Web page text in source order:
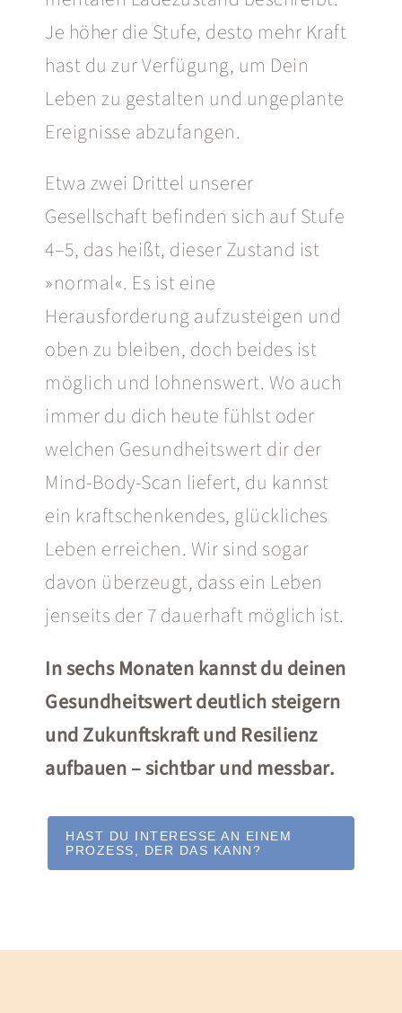
Je höher die Stufe, desto mehr Kraft
hast du zur Verfügung, um Dein
Leben zu gestalten und ungeplante
Ereignisse abzufangen.
Etwa zwei Drittel unserer
Gesellschaft befinden sich auf Stufe
4–5, das heißt, dieser Zustand ist
»normal«. Es ist eine
Herausforderung aufzusteigen und
oben zu bleiben, doch beides ist
möglich und lohnenswert. Wo auch
immer du dich heute fühlst oder
welchen Gesundheitswert dir der
Mind-Body-Scan liefert, du kannst
ein kraftschenkendes, glückliches
Leben erreichen. Wir sind sogar
davon überzeugt, dass ein Leben
jenseits der 7 dauerhaft möglich ist.
In sechs Monaten kannst du deinen
Gesundheitswert deutlich steigern
und Zukunftskraft und Resilienz
aufbauen – sichtbar und messbar.
HAST DU INTERESSE AN EINEM
PROZESS, DER DAS KANN?